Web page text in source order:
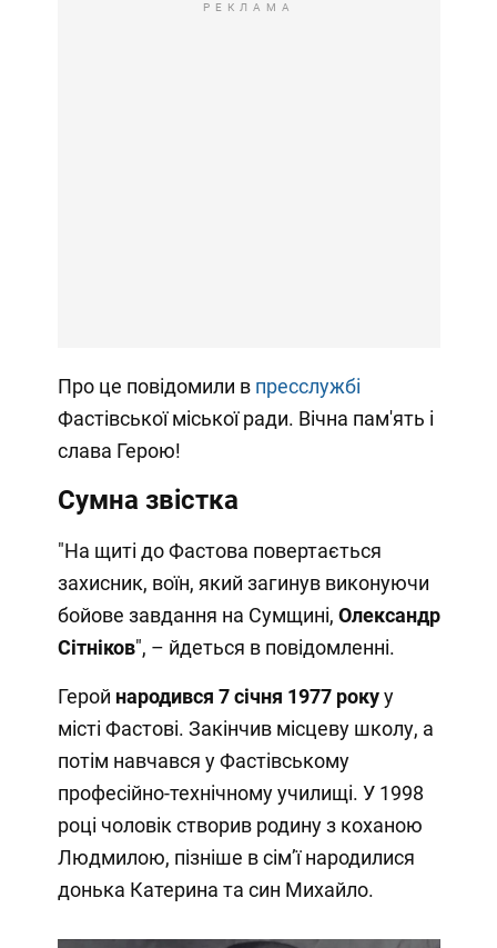
РЕКЛАМА
Про це повідомили в пресслужбі
Фастівської міської ради. Вічна пам'ять і
слава Герою!
Сумна звістка
"На щиті до Фастова повертається
захисник, воїн, який загинув виконуючи
бойове завдання на Сумщині, Олександр
Сітніков", – йдеться в повідомленні.
Герой народився 7 січня 1977 рокуу
місті Фастові. Закінчив місцеву школу, а
потім навчався у Фастівському
професійно-технічному училищі. У 1998
році чоловік створив родину з коханою
Людмилою, пізніше в сім’ї народилися
донька Катерина та син Михайло.